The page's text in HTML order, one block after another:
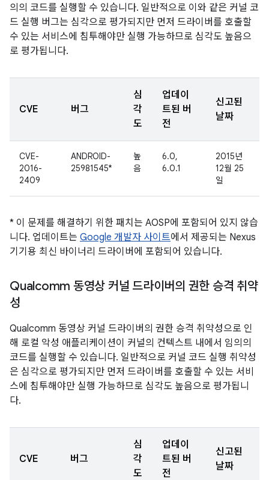
의의 코드를 실행할 수 있습니다. 일반적으로 이와 같은 커널 코
드 실행 버그는 심각으로 평가되지만 먼저 드라이버를 호출할
수 있는 서비스에 침투해야만 실행 가능하므로 심각도 높음으
로 평가됩니다.
CVE 버그
심
각
도
업데이
트된 버
전
신고된
날짜
CVE-
2016-
2409
ANDROID-
25981545*
높
음
6.0,
6.0.1
2015년
12월 25
일
* 이 문제를 해결하기 위한 패치는 AOSP에 포함되어 있지 않습
니다. 업데이트는 Google 개발자 사이트에서 제공되는 Nexus
기기용 최신 바이너리 드라이버에 포함되어 있습니다.
Qualcomm 동영상 커널 드라이버의 권한 승격 취약
성
Qualcomm 동영상 커널 드라이버의 권한 승격 취약성으로 인
해 로컬 악성 애플리케이션이 커널의 컨텍스트 내에서 임의의
코드를 실행할 수 있습니다. 일반적으로 커널 코드 실행 취약성
은 심각으로 평가되지만 먼저 드라이버를 호출할 수 있는 서비
스에 침투해야만 실행 가능하므로 심각도 높음으로 평가됩니
다.
CVE 버그
심
각
도
업데이
트된 버
전
신고된
날짜